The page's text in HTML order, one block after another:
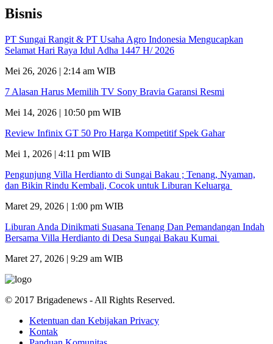
Bisnis
PT Sungai Rangit & PT Usaha Agro Indonesia Mengucapkan
Selamat Hari Raya Idul Adha 1447 H/ 2026
Mei 26, 2026 | 2:14 am WIB
7 Alasan Harus Memilih TV Sony Bravia Garansi Resmi
Mei 14, 2026 | 10:50 pm WIB
Review Infinix GT 50 Pro Harga Kompetitif Spek Gahar
Mei 1, 2026 | 4:11 pm WIB
Pengunjung Villa Herdianto di Sungai Bakau ; Tenang, Nyaman,
dan Bikin Rindu Kembali, Cocok untuk Liburan Keluarga
Maret 29, 2026 | 1:00 pm WIB
Liburan Anda Dinikmati Suasana Tenang Dan Pemandangan Indah
Bersama Villa Herdianto di Desa Sungai Bakau Kumai
Maret 27, 2026 | 9:29 am WIB
© 2017 Brigadenews - All Rights Reserved.
Ketentuan dan Kebijakan Privacy
Kontak